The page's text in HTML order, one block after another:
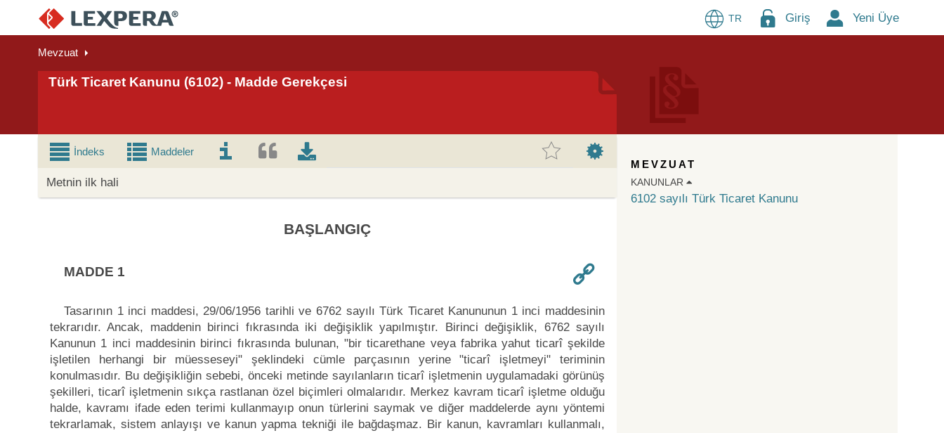
TR Giriş Yeni Üye
Mevzuat
Türk Ticaret Kanunu (6102) - Madde Gerekçesi
İndeks Maddeler
Metnin ilk hali
BAŞLANGIÇ
MADDE 1
Tasarının 1 inci maddesi, 29/06/1956 tarihli ve 6762 sayılı Türk Ticaret Kanununun 1 inci maddesinin
tekrarıdır. Ancak, maddenin birinci fıkrasında iki değişiklik yapılmıştır. Birinci değişiklik, 6762 sayılı
Kanunun 1 inci maddesinin birinci fıkrasında bulunan, "bir ticarethane veya fabrika yahut ticarî şekilde
işletilen herhangi bir müesseseyi" şeklindeki cümle parçasının yerine "ticarî işletmeyi" teriminin
konulmasıdır. Bu değişikliğin sebebi, önceki metinde sayılanların ticarî işletmenin uygulamadaki görünüş
şekilleri, ticarî işletmenin sıkça rastlanan özel biçimleri olmalarıdır. Merkez kavram ticarî işletme olduğu
halde, kavramı ifade eden terimi kullanmayıp onun türlerini saymak ve diğer maddelerde aynı yöntemi
tekrarlamak, sistem anlayışı ve kanun yapma tekniği ile bağdaşmaz. Bir kanun, kavramları kullanmalı,
MEVZUAT
KANUNLAR
6102 sayılı Türk Ticaret Kanunu